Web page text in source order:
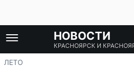
НОВОСТИ
КРАСНОЯРСК И
ЛЕТО